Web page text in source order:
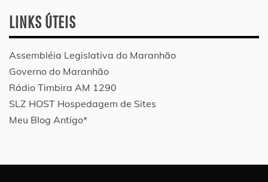
LINKS ÚTEIS
Assembléia Legislativa do Maranhão
Governo do Maranhão
Rádio Timbira AM 1290
SLZ HOST Hospedagem de Sites
Meu Blog Antigo*